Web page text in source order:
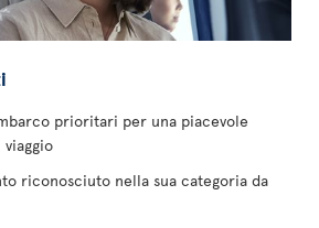
prioritari per una piacevole
riconosciuto nella sua categoria da